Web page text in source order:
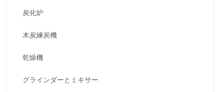
炭化炉
木炭練炭機
乾燥機
グラインダーとミキサー